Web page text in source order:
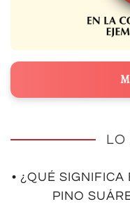
LO
• ¿QUÉ
PINO